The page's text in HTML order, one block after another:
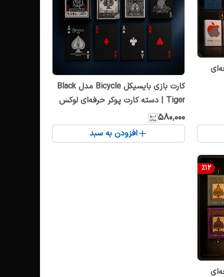
کارت بازی بایسیکل Bicycle مدل Black
Tiger | دسته کارت پوکر حرفه‌ای لوکس
مشکی
۵۸۰٬۰۰۰
افزودن به سبد
%12